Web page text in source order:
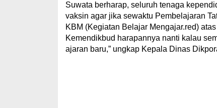
Suwata berharap, seluruh tenaga
vaksin agar jika sewaktu Pembelajaran
KBM (Kegiatan Belajar Mengajar.red)
Kemendikbud harapannya nanti kalau
ajaran baru,” ungkap Kepala Dinas